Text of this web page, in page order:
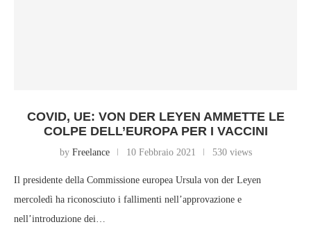
COVID, UE: VON DER LEYEN AMMETTE LE
COLPE DELL’EUROPA PER I VACCINI
by Freelance 10 Febbraio 2021 530 views
Il presidente della Commissione europea Ursula von der Leyen
mercoledì ha riconosciuto i fallimenti nell’approvazione e
nell’introduzione dei…